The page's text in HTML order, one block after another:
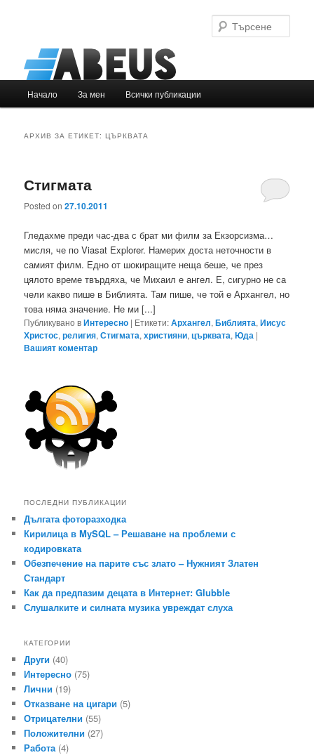
Към
Към
Начало За мен Всички публикации
АРХИВ ЗА ЕТИКЕТ:ЦЪРКВАТА
Стигмата
Posted on27.10.2011
Гледахме преди час-два с брат ми филм за Екзорсизма…
мисля, че по Viasat Explorer. Намерих доста неточности в
самият филм. Едно от шокиращите неща беше, че през
цялото време твърдяха, че Михаил е ангел. Е, сигурно не са
чели какво пише в Библията. Там пише, че той е Архангел, но
това няма значение. Не ми [...]
Публикувано вИнтересно | Етикети:Архангел,Библията,Иисус
Христос,религия,Стигмата,християни,църквата,Юда |
Вашият коментар
ПОСЛЕДНИ ПУБЛИКАЦИИ
Дългата фоторазходка
Кирилица в MySQL – Решаване на проблеми с
кодировката
Обезпечение на парите със злато – Нужният Златен
Стандарт
Как да предпазим децата в Интернет: Glubble
Слушалките и силната музика увреждат слуха
КАТЕГОРИИ
Други (40)
Интересно (75)
Лични (19)
Отказване на цигари (5)
Отрицателни (55)
Положителни (27)
Работа (4)